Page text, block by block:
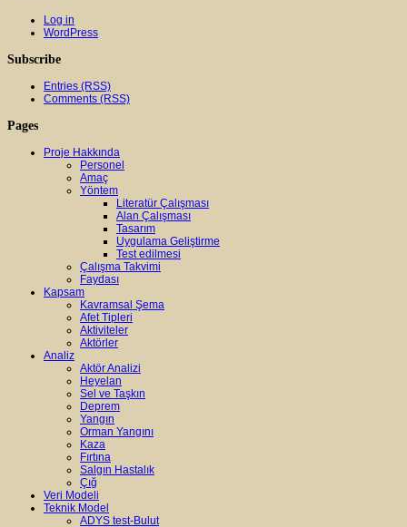
Log in
WordPress
Subscribe
Entries (RSS)
Comments (RSS)
Pages
Proje Hakkında
Personel
Amaç
Yöntem
Literatür Çalışması
Alan Çalışması
Tasarım
Uygulama Geliştirme
Test edilmesi
Çalışma Takvimi
Faydası
Kapsam
Kavramsal Şema
Afet Tipleri
Aktiviteler
Aktörler
Analiz
Aktör Analizi
Heyelan
Sel ve Taşkın
Deprem
Yangın
Orman Yangını
Kaza
Fırtına
Salgın Hastalık
Çığ
Veri Modeli
Teknik Model
ADYS test-Bulut